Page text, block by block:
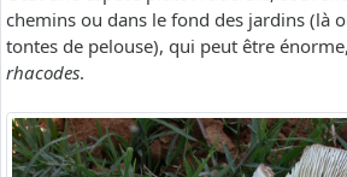
chemins ou dans le fond des jardins (là
tontes de pelouse), qui peut être
rhacodes.